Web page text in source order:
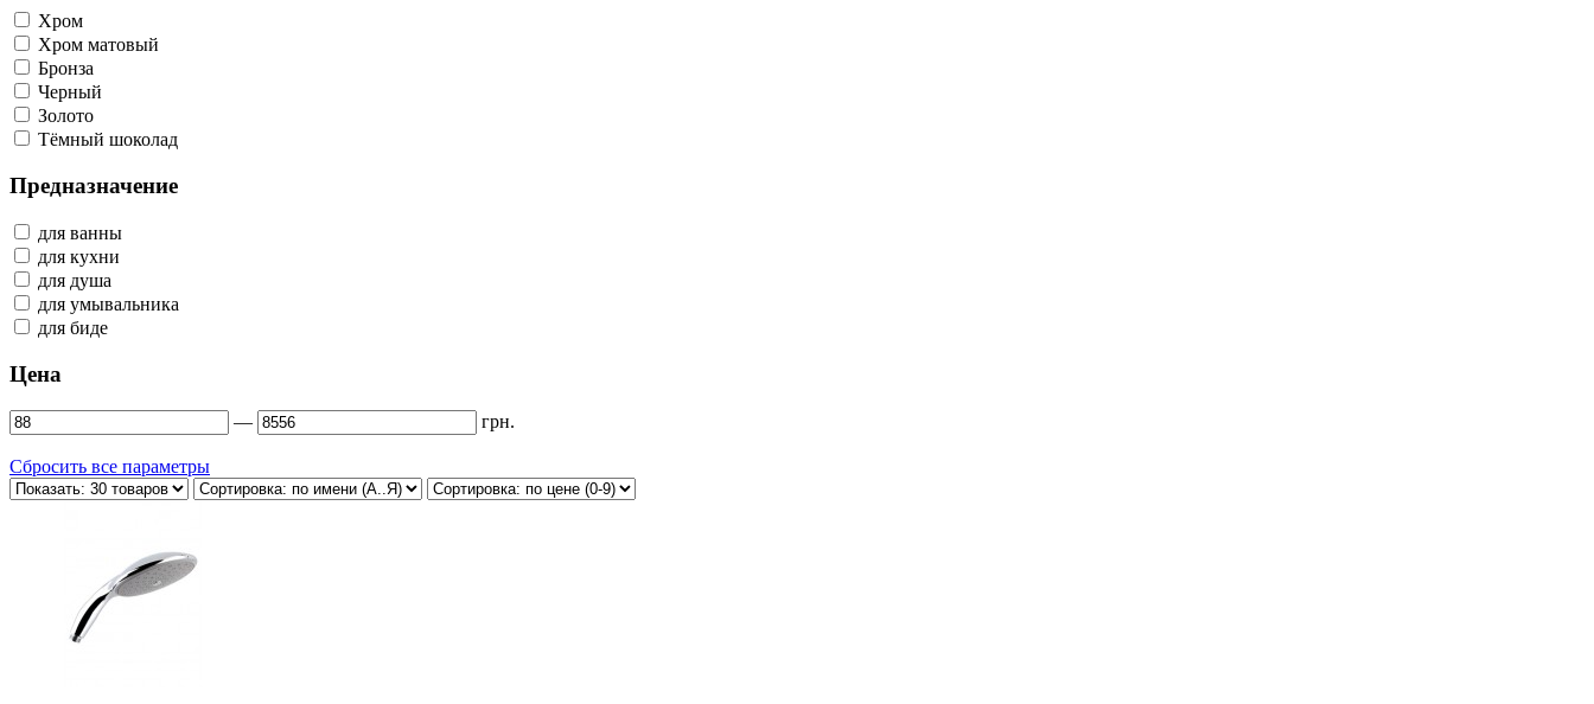
Хром
Хром матовый
Бронза
Черный
Золото
Tёмный шоколад
Предназначение
для ванны
для кухни
для душа
для умывальника
для биде
Цена
— грн.
Сбросить все параметры